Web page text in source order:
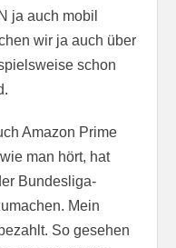
ja auch mobil
wir ja auch über
schon
Amazon Prime
man hört, hat
Bundesliga-
Mein
So gesehen